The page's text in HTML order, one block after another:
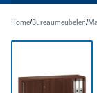
Home/Bureaumeubelen/